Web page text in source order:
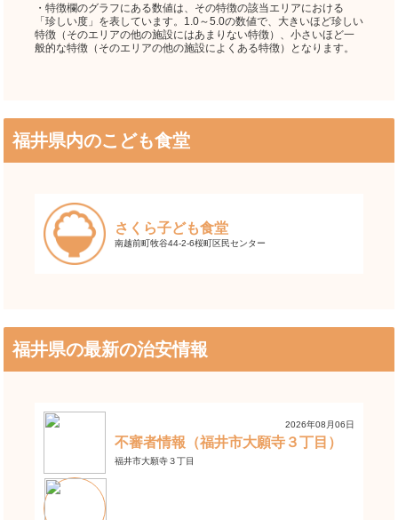
・特徴欄のグラフにある数値は、その特徴の該当エリアにおける
「珍しい度」を表しています。1.0～5.0の数値で、大きいほど珍しい
特徴（そのエリアの他の施設にはあまりない特徴）、小さいほど一
般的な特徴（そのエリアの他の施設によくある特徴）となります。
福井県内のこども食堂
さくら子ども食堂
南越前町牧谷44-2-6桜町区民センター
福井県の最新の治安情報
2026年08月06日
不審者情報（福井市大願寺３丁目）
福井市大願寺３丁目